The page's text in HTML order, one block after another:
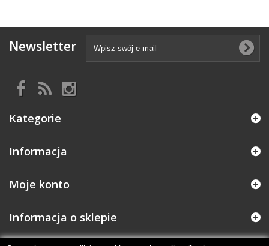
Newsletter
Kategorie
Informacja
Moje konto
Informacja o sklepie